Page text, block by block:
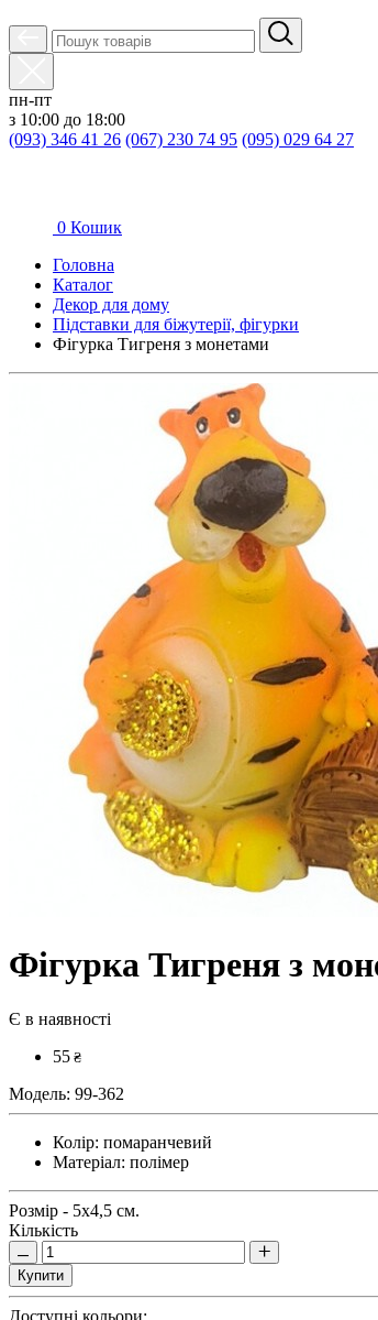
пн-пт
з 10:00 до 18:00
(093) 346 41 26 (067) 230 74 95 (095) 029 64 27
0 Кошик
Головна
Каталог
Декор для дому
Підставки для біжутерії, фігурки
Фігурка Тигреня з монетами
Фігурка Тигреня з
Є в наявності
55 ₴
Модель: 99-362
Колір: помаранчевий
Матеріал: полімер
Розмір - 5х4,5 см.
Кількість
Купити
Доступні кольори: